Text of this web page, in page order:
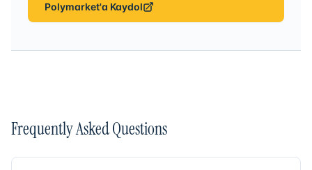
Polymarket'a Kaydol
Frequently Asked Questions